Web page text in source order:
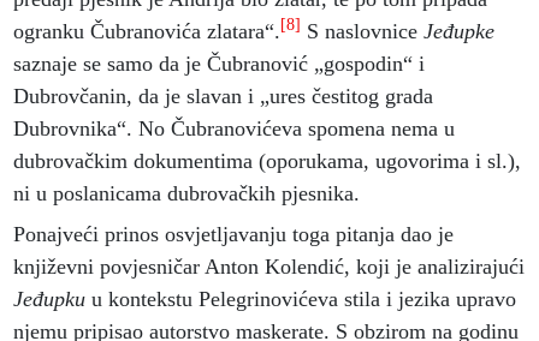
ogranku Čubranovića zlatara“. [8] S naslovnice Jeđupke
saznaje se samo da je Čubranović „gospodin“ i
Dubrovčanin, da je slavan i „ures čestitog grada
Dubrovnika“. No Čubranovićeva spomena nema u
dubrovačkim dokumentima (oporukama, ugovorima i sl.),
ni u poslanicama dubrovačkih pjesnika.
Ponajveći prinos osvjetljavanju toga pitanja dao je
književni povjesničar Anton Kolendić, koji je analizirajući
Jeđupkuu kontekstu Pelegrinovićeva stila i jezika upravo
njemu pripisao autorstvo maskerate. S obzirom na godinu